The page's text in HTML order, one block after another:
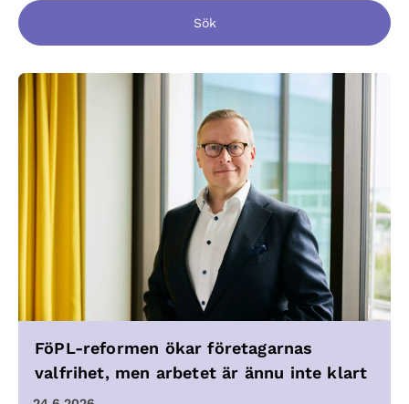
Sök
FöPL-reformen ökar företagarnas
valfrihet, men arbetet är ännu inte klart